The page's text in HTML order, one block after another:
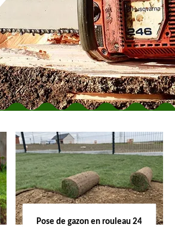
Pose de gazon en rouleau 24